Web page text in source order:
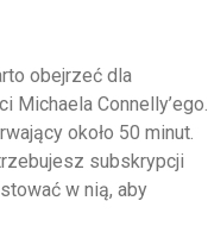
obejrzeć dla
Michaela Connelly’ego.
około 50 minut.
subskrypcji
w nią, aby